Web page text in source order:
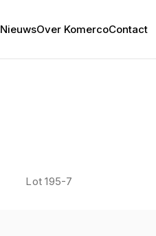
NieuwsOver KomercoContact
Lot 195-7